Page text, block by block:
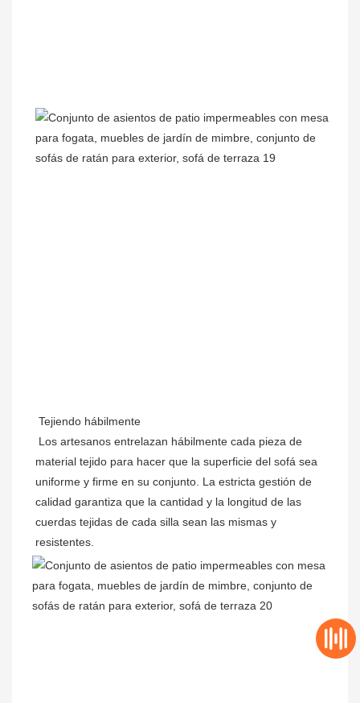
Tejiendo hábilmente
Los artesanos entrelazan hábilmente cada pieza de
material tejido para hacer que la superficie del sofá sea
uniforme y firme en su conjunto. La estricta gestión de
calidad garantiza que la cantidad y la longitud de las
cuerdas tejidas de cada silla sean las mismas y
resistentes.